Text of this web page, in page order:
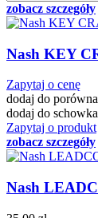
zobacz szczegóły
Nash KEY
Zapytaj o cenę
dodaj do
dodaj do schowka
Zapytaj o produkt
zobacz szczegóły
Nash